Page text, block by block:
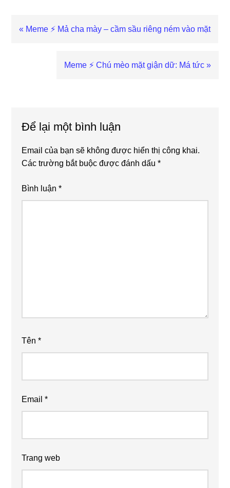
Previous
« Meme ⚡ Mả cha mày – cầm sầu riêng ném vào mặt
Next
Meme ⚡ Chú mèo mặt giận dữ: Má tức »
Để lại một bình luận
Email của bạn sẽ không được hiển thị công khai.
Các trường bắt buộc được đánh dấu*
Bình luận*
Tên*
Email*
Trang web